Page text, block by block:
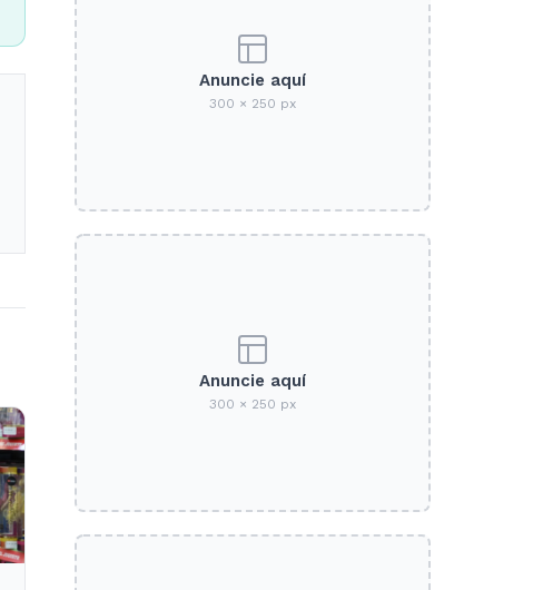
Anuncie aquí
300 × 250 px
Anuncie aquí
300 × 250 px